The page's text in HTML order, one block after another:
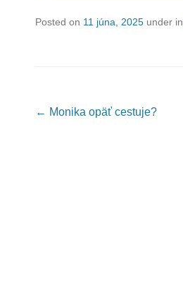
Posted on 11 júna, 2025 under in
Post navigation
← Monika opäť cestuje?